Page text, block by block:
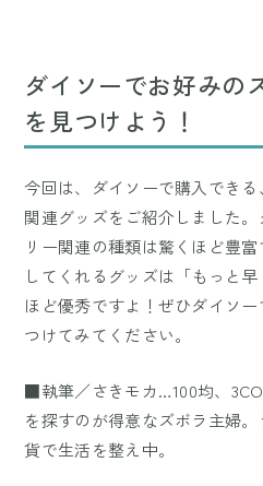
ダイソーでお好みの
を見つけよう！
今回は、ダイソーで購入でき
関連グッズをご紹介しました
リー関連の種類は驚くほど豊
してくれるグッズは「もっと
ほど優秀ですよ！ぜひダイソ
つけてみてください。
■執筆／さきモカ…100均、
を探すのが得意なズボラ主婦
貨で生活を整え中。